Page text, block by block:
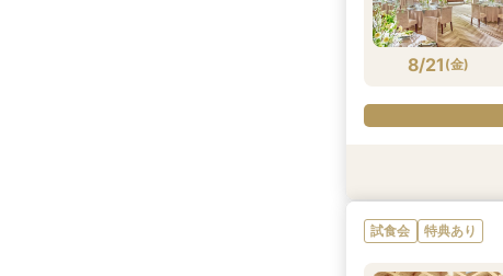
8/20(木)
8/20(木)
8/20(木)
8/21 (金)
試食会 特典あり